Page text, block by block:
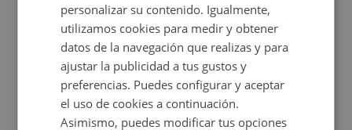
personalizar su contenido. Igualmente,
utilizamos cookies para medir y obtener
datos de la navegación que realizas y para
ajustar la publicidad a tus gustos y
preferencias. Puedes configurar y aceptar
el uso de cookies a continuación.
Asimismo, puedes modificar tus opciones